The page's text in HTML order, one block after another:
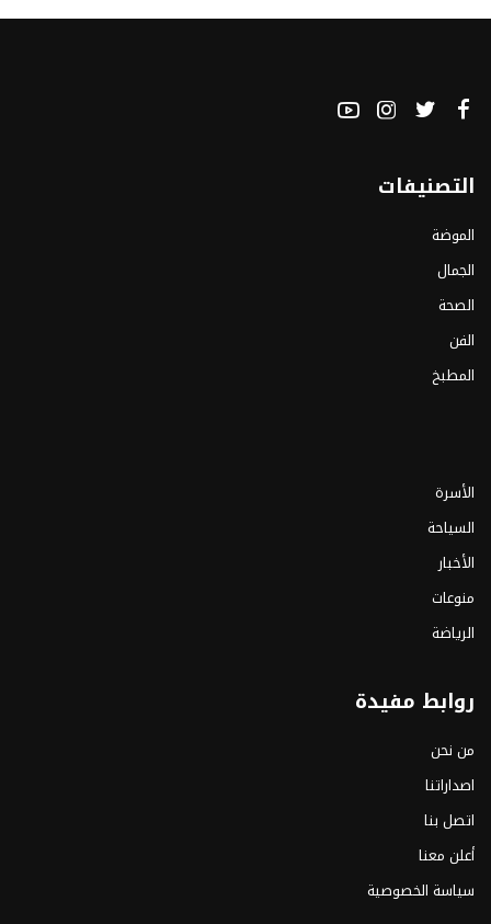
التصنيفات
الموضة
الجمال
الصحة
الفن
المطبخ
الأسرة
السياحة
الأخبار
منوعات
الرياضة
روابط مفيدة
من نحن
اصداراتنا
اتصل بنا
أعلن معنا
سياسة الخصوصية